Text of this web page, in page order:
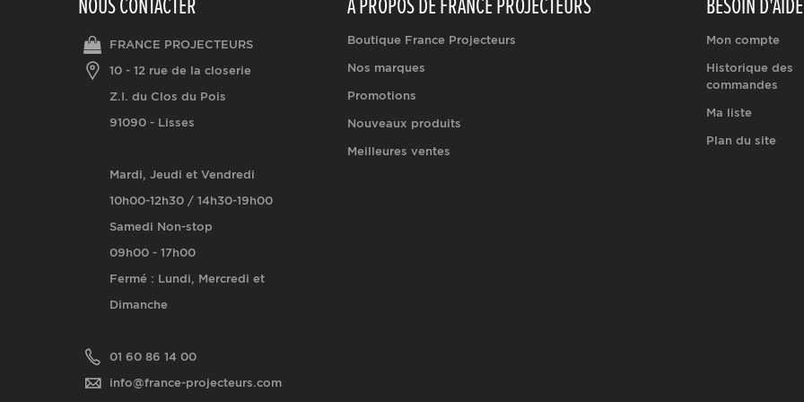
NOUS CONTACTER
FRANCE PROJECTEURS
10 - 12 rue de la closerie
Z.I. du Clos du Pois
91090 - Lisses
Mardi, Jeudi et Vendredi
10h00-12h30 / 14h30-19h00
Samedi Non-stop
09h00 - 17h00
Fermé : Lundi, Mercredi et
Dimanche
01 60 86 14 00
info@france-projecteurs.com
A PROPOS DE FRANCE PROJECTEURS
Boutique France Projecteurs
Nos marques
Promotions
Nouveaux produits
Meilleures ventes
BESOIN
Mon compte
Historique des
commandes
Ma liste
Plan du site